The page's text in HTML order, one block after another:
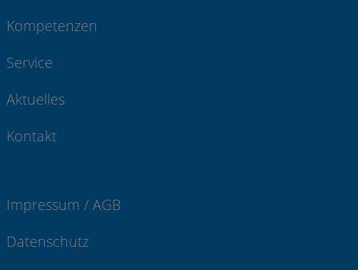
Kompetenzen
Service
Aktuelles
Kontakt
Impressum / AGB
Datenschutz